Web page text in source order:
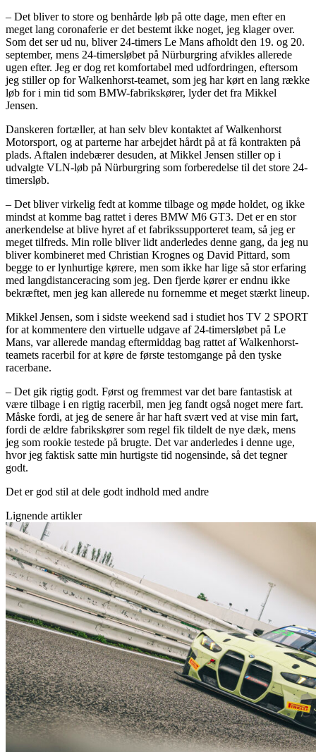
– Det bliver to store og benhårde løb på otte dage, men efter en
meget lang coronaferie er det bestemt ikke noget, jeg klager over.
Som det ser ud nu, bliver 24-timers Le Mans afholdt den 19. og 20.
september, mens 24-timersløbet på Nürburgring afvikles allerede
ugen efter. Jeg er dog ret komfortabel med udfordringen, eftersom
jeg stiller op for Walkenhorst-teamet, som jeg har kørt en lang række
løb for i min tid som BMW-fabrikskører, lyder det fra Mikkel
Jensen.
Danskeren fortæller, at han selv blev kontaktet af Walkenhorst
Motorsport, og at parterne har arbejdet hårdt på at få kontrakten på
plads. Aftalen indebærer desuden, at Mikkel Jensen stiller op i
udvalgte VLN-løb på Nürburgring som forberedelse til det store 24-
timersløb.
– Det bliver virkelig fedt at komme tilbage og møde holdet, og ikke
mindst at komme bag rattet i deres BMW M6 GT3. Det er en stor
anerkendelse at blive hyret af et fabrikssupporteret team, så jeg er
meget tilfreds. Min rolle bliver lidt anderledes denne gang, da jeg nu
bliver kombineret med Christian Krognes og David Pittard, som
begge to er lynhurtige kørere, men som ikke har lige så stor erfaring
med langdistanceracing som jeg. Den fjerde kører er endnu ikke
bekræftet, men jeg kan allerede nu fornemme et meget stærkt lineup.
Mikkel Jensen, som i sidste weekend sad i studiet hos TV 2 SPORT
for at kommentere den virtuelle udgave af 24-timersløbet på Le
Mans, var allerede mandag eftermiddag bag rattet af Walkenhorst-
teamets racerbil for at køre de første testomgange på den tyske
racerbane.
– Det gik rigtig godt. Først og fremmest var det bare fantastisk at
være tilbage i en rigtig racerbil, men jeg fandt også noget mere fart.
Måske fordi, at jeg de senere år har haft svært ved at vise min fart,
fordi de ældre fabrikskører som regel fik tildelt de nye dæk, mens
jeg som rookie testede på brugte. Det var anderledes i denne uge,
hvor jeg faktisk satte min hurtigste tid nogensinde, så det tegner
godt.
Det er god stil at dele godt indhold med andre
Lignende artikler